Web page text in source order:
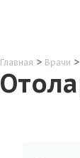
Главная > Врачи >